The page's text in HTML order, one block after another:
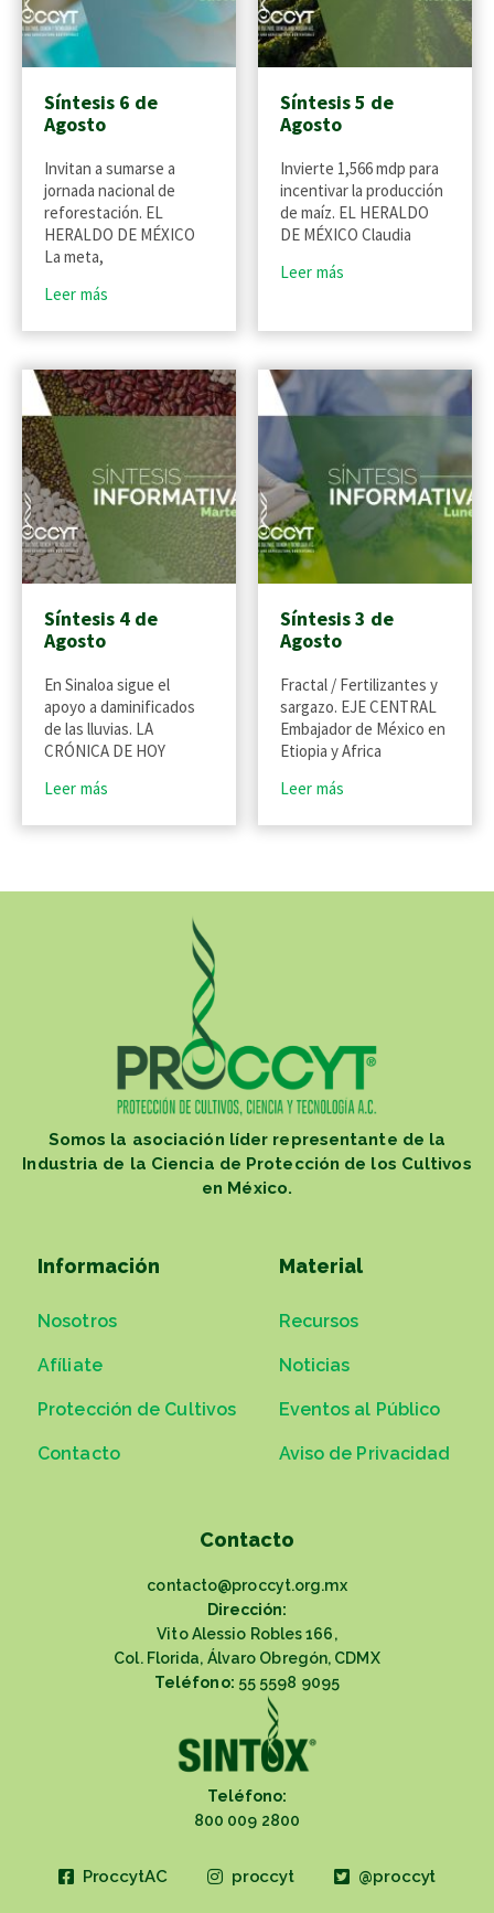
Síntesis 6 de
Agosto
Invitan a sumarse a
jornada nacional de
reforestación. EL
HERALDO DE MÉXICO
La meta,
Leer más
Síntesis 5 de
Agosto
Invierte 1,566 mdp para
incentivar la producción
de maíz. EL HERALDO
DE MÉXICO Claudia
Leer más
Síntesis 4 de
Agosto
En Sinaloa sigue el
apoyo a daminificados
de las lluvias. LA
CRÓNICA DE HOY
Leer más
Síntesis 3 de
Agosto
Fractal / Fertilizantes y
sargazo. EJE CENTRAL
Embajador de México en
Etiopia y Africa
Leer más
Somos la asociación líder representante de la
Industria de la Ciencia de Protección de los Cultivos
en México.
Información
Nosotros
Afíliate
Protección de Cultivos
Contacto
Material
Recursos
Noticias
Eventos al Público
Aviso de Privacidad
Contacto
contacto@proccyt.org.mx
Dirección:
Vito Alessio Robles 166,
Col. Florida, Álvaro Obregón, CDMX
Teléfono: 55 5598 9095
Teléfono:
800 009 2800
ProccytAC proccyt @proccyt